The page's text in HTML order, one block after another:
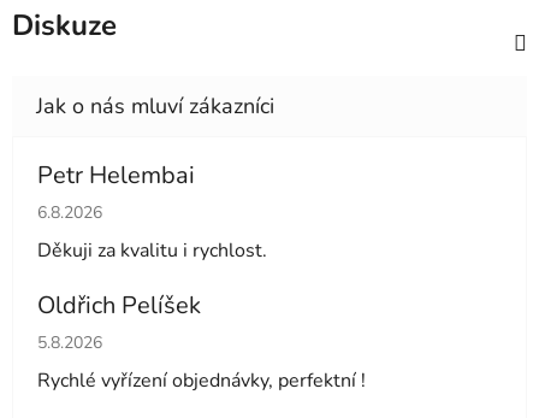
Diskuze
Petr Helembai
Hodnocení obchodu je 5 z 5 hvězdiček.
6.8.2026
Děkuji za kvalitu i rychlost.
Oldřich Pelíšek
Hodnocení obchodu je 5 z 5 hvězdiček.
5.8.2026
Rychlé vyřízení objednávky, perfektní !